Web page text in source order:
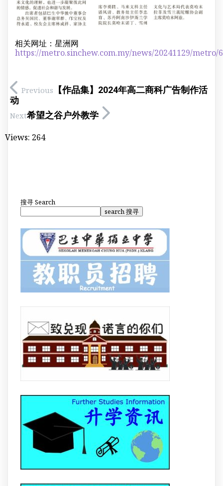
相关网址：星洲网
https://metro.sinchew.com.my/news/20241129/metro/
Previous 【作品集】2024年高二商科广告制作活
动
Next希望之谷户外教学
Views: 264
搜寻Search
search 搜寻